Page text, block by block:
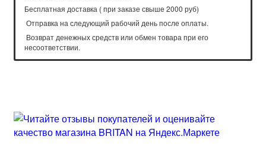
Бесплатная доставка ( при заказе свыше 2000 руб)
Отправка на следующий рабочий день после оплаты.
Возврат денежных средств или обмен товара при его
несоответствии.